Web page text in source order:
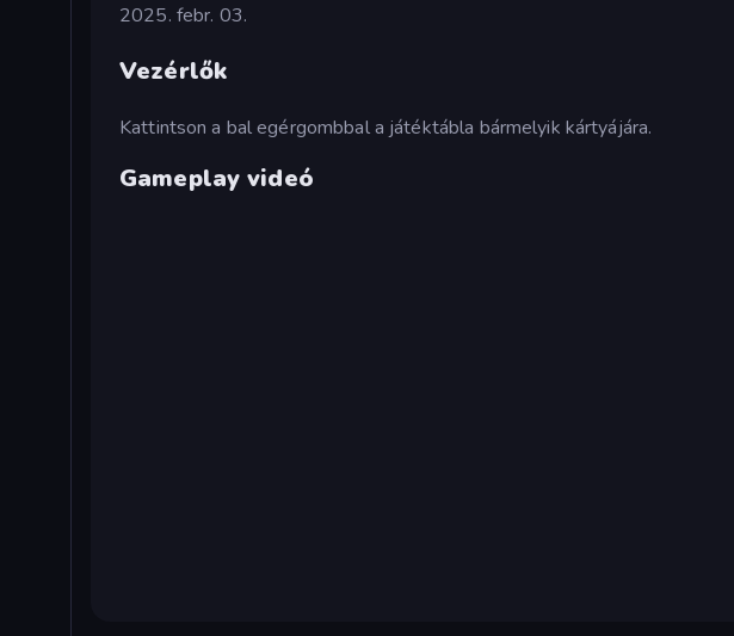
2025. febr. 03.
Vezérlők
Kattintson a bal egérgombbal a játéktábla bármelyik kártyájára.
Gameplay videó